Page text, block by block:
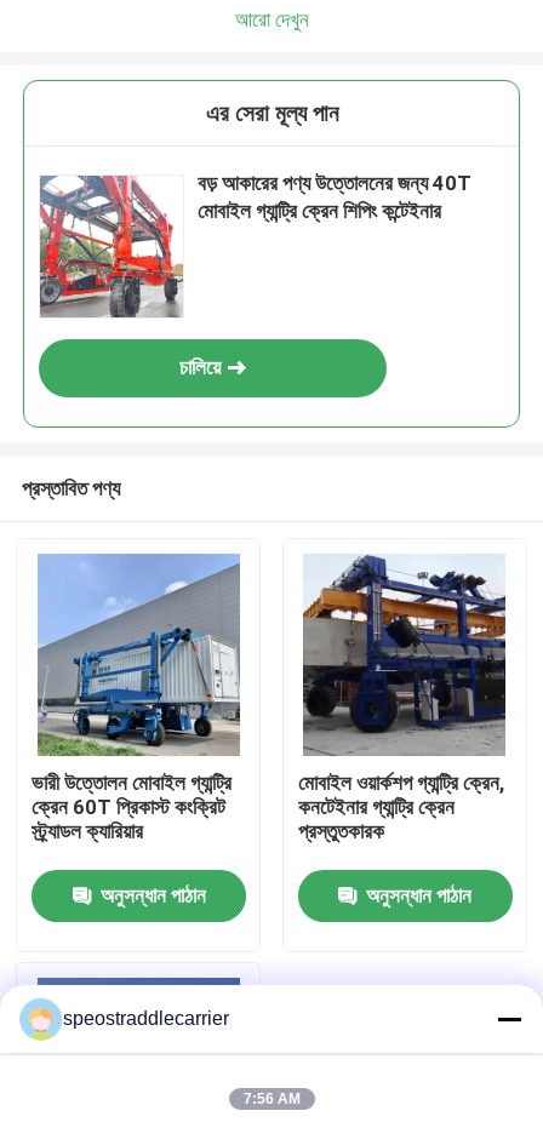
পণ্য
আরো দেখুন
এর সেরা মূল্য পান
বড় আকারের পণ্য উত্তোলনের জন্য 40T
মোবাইল গ্যান্ট্রি ক্রেন শিপিং কন্টেইনার
চালিয়ে
প্রস্তাবিত পণ্য
ভারী উত্তোলন মোবাইল গ্যান্ট্রি
ক্রেন 60T প্রিকাস্ট কংক্রিট
স্ট্র্যাডল ক্যারিয়ার
অনুসন্ধান পাঠান
মোবাইল ওয়ার্কশপ গ্যান্ট্রি ক্রেন,
কনটেইনার গ্যান্ট্রি ক্রেন
প্রস্তুতকারক
অনুসন্ধান পাঠান
speostraddlecarrier
7:56 AM